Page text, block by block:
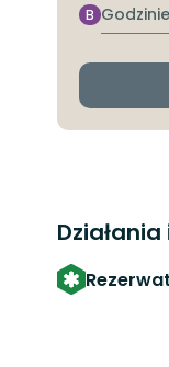
Godzinie
przyjazdu
B